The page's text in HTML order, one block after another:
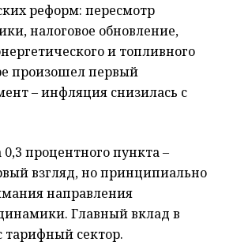
реформ: пересмотр
налоговое обновление,
и топливного
произошел первый
– инфляция снизилась с
процентного пункта –
взгляд, но принципиально
направления
Главный вклад в
тарифный сектор.